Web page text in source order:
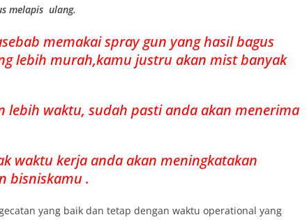
melapis ulang.
memakai spray gun yang hasil bagus
lebih murah,kamu justru akan mist banyak
lebih waktu, sudah pasti anda akan menerima
waktu kerja anda akan meningkatakan
bisniskamu .
yang baik dan tetap dengan waktu operational yang